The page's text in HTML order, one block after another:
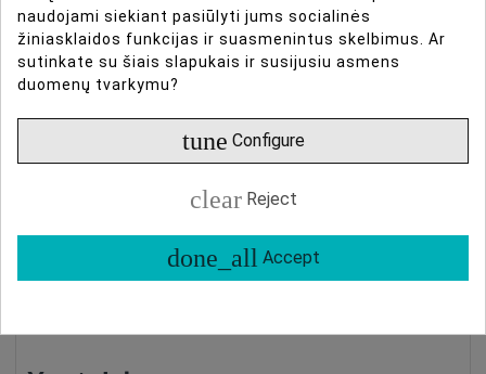
DUOMENŲ LAPAS
Type
Ekrano Apsaugų Rinkinys
Dalimis)
SmallRig 5817 Ekrano
apsaugos priemonė DJI
naudojami siekiant pasiūlyti jums socialinės
žiniasklaidos funkcijas ir suasmenintus skelbimus. Ar
sutinkate su šiais slapukais ir susijusiu asmens
duomenų tvarkymu?
tune Configure
clear Reject
done_all Accept